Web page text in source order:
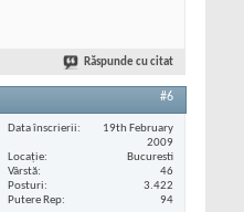
Răspunde cu citat
#6
Data înscrierii
19th February
2009
Locaţie
Bucuresti
Vârstă
46
Posturi
3.422
Putere Rep
94